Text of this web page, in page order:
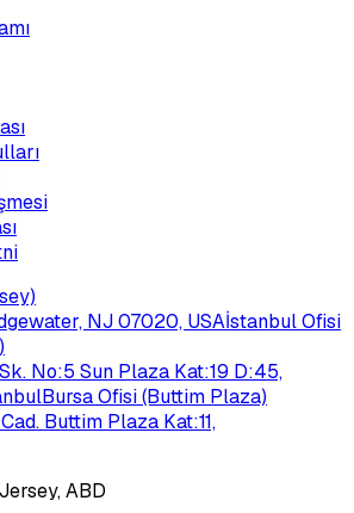
NJ 07020, USAİstanbul Ofisi
No:5 Sun Plaza Kat:19 D:45,
Bursa Ofisi (Buttim Plaza)
Buttim Plaza Kat:11,
ABD